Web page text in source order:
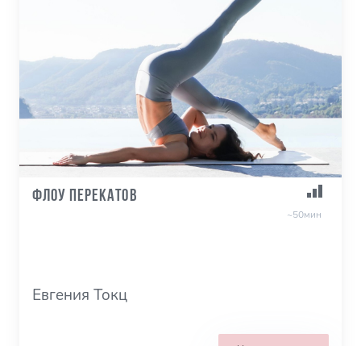
Флоу перекатов
~50мин
Евгения Токц